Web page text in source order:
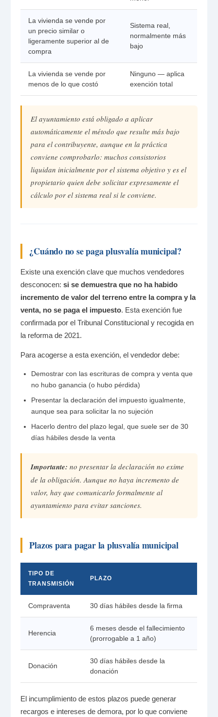
La vivienda se vende por
un precio similar o
ligeramente superior al de
compra
Sistema real,
normalmente más
bajo
La vivienda se vende por
menos de lo que costó
Ninguno — aplica
exención total
El ayuntamiento está obligado a aplicar
automáticamente el método que resulte más bajo
para el contribuyente, aunque en la práctica
conviene comprobarlo: muchos consistorios
liquidan inicialmente por el sistema objetivo y es el
propietario quien debe solicitar expresamente el
cálculo por el sistema real si le conviene.
¿Cuándo no se paga plusvalía municipal?
Existe una exención clave que muchos vendedores
desconocen:si se demuestra que no ha habido
incremento de valor del terreno entre la compra y la
venta, no se paga el impuesto. Esta exención fue
confirmada por el Tribunal Constitucional y recogida en
la reforma de 2021.
Para acogerse a esta exención, el vendedor debe:
Demostrar con las escrituras de compra y venta que
no hubo ganancia (o hubo pérdida)
Presentar la declaración del impuesto igualmente,
aunque sea para solicitar la no sujeción
Hacerlo dentro del plazo legal, que suele ser de 30
días hábiles desde la venta
Importante: no presentar la declaración no exime
de la obligación. Aunque no haya incremento de
valor, hay que comunicarlo formalmente al
ayuntamiento para evitar sanciones.
Plazos para pagar la plusvalía municipal
TIPO DE
TRANSMISIÓN
PLAZO
Compraventa 30 días hábiles desde la firma
Herencia
6 meses desde el fallecimiento
(prorrogable a 1 año)
Donación
30 días hábiles desde la
donación
El incumplimiento de estos plazos puede generar
recargos e intereses de demora, por lo que conviene